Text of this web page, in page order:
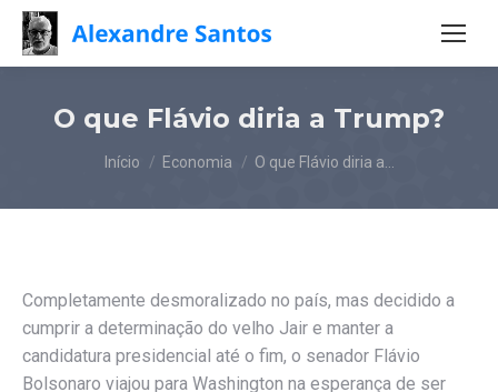
O que Flávio diria a Trump?
Você está aqui:
Início Economia O que Flávio diria a…
Completamente desmoralizado no país, mas decidido a
cumprir a determinação do velho Jair e manter a
candidatura presidencial até o fim, o senador Flávio
Bolsonaro viajou para Washington na esperança de ser